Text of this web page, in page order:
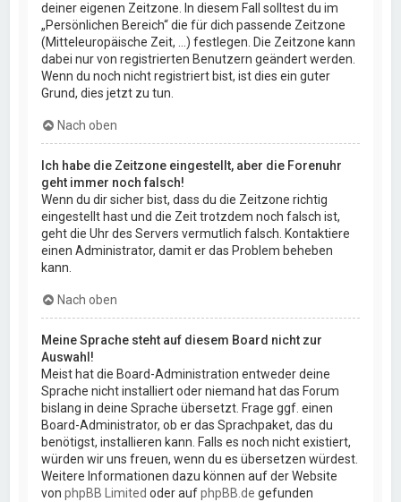
deiner eigenen Zeitzone. In diesem Fall solltest du im
„Persönlichen Bereich“ die für dich passende Zeitzone
(Mitteleuropäische Zeit, ...) festlegen. Die Zeitzone kann
dabei nur von registrierten Benutzern geändert werden.
Wenn du noch nicht registriert bist, ist dies ein guter
Grund, dies jetzt zu tun.
Nach oben
Ich habe die Zeitzone eingestellt, aber die Forenuhr
geht immer noch falsch!
Wenn du dir sicher bist, dass du die Zeitzone richtig
eingestellt hast und die Zeit trotzdem noch falsch ist,
geht die Uhr des Servers vermutlich falsch. Kontaktiere
einen Administrator, damit er das Problem beheben
kann.
Nach oben
Meine Sprache steht auf diesem Board nicht zur
Auswahl!
Meist hat die Board-Administration entweder deine
Sprache nicht installiert oder niemand hat das Forum
bislang in deine Sprache übersetzt. Frage ggf. einen
Board-Administrator, ob er das Sprachpaket, das du
benötigst, installieren kann. Falls es noch nicht existiert,
würden wir uns freuen, wenn du es übersetzen würdest.
Weitere Informationen dazu können auf der Website
vonphpBB Limited oder aufphpBB.de gefunden